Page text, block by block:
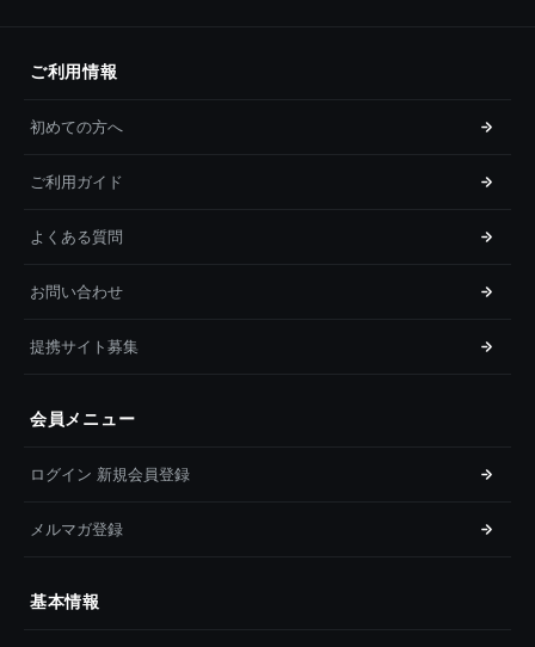
ご利用情報
初めての方へ
ご利用ガイド
よくある質問
お問い合わせ
提携サイト募集
会員メニュー
ログイン 新規会員登録
メルマガ登録
基本情報